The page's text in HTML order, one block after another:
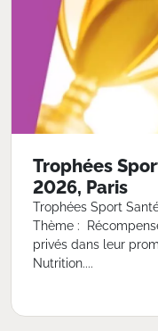
Trophées
2026, Paris
Trophées Sport
Thème :
privés dans leur
Nutrition....